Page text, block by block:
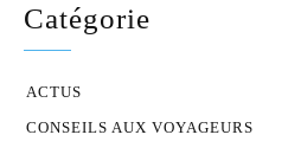
Catégorie
ACTUS
CONSEILS AUX VOYAGEURS